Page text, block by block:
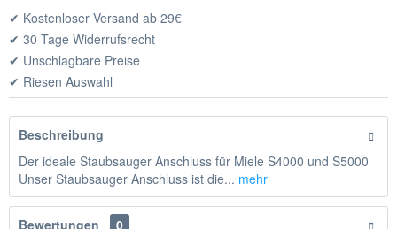
✔ Kostenloser Versand ab 29€
✔ 30 Tage Widerrufsrecht
✔ Unschlagbare Preise
✔ Riesen Auswahl
Beschreibung
Der ideale Staubsauger Anschluss für Miele S4000 und S5000
Unser Staubsauger Anschluss ist die... mehr
Bewertungen
0